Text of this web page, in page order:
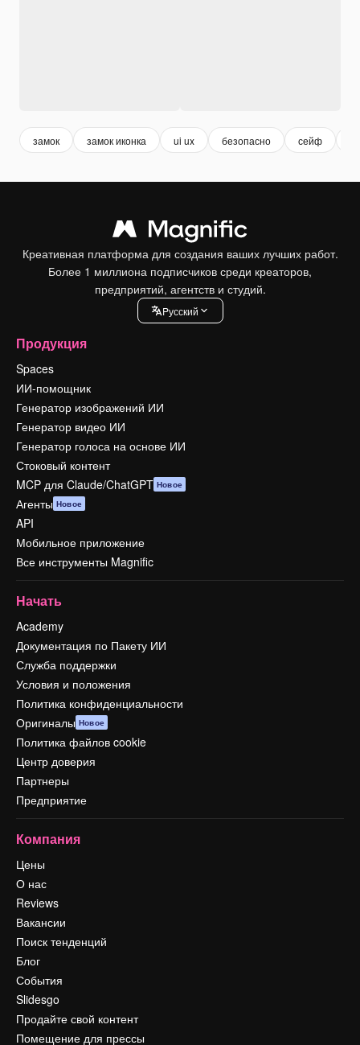
замок замок иконка ui ux безопасно сейф
Креативная платформа для создания ваших лучших работ.
Более 1 миллиона подписчиков среди креаторов,
предприятий, агентств и студий.
Pусский
Продукция
Spaces
ИИ-помощник
Генератор изображений ИИ
Генератор видео ИИ
Генератор голоса на основе ИИ
Стоковый контент
MCP для Claude/ChatGPT Новое
Агенты Новое
API
Мобильное приложение
Все инструменты Magnific
Начать
Academy
Документация по Пакету ИИ
Служба поддержки
Условия и положения
Политика конфиденциальности
Оригиналы Новое
Политика файлов cookie
Центр доверия
Партнеры
Предприятие
Компания
Цены
О нас
Reviews
Вакансии
Поиск тенденций
Блог
События
Slidesgo
Продайте свой контент
Помещение для прессы